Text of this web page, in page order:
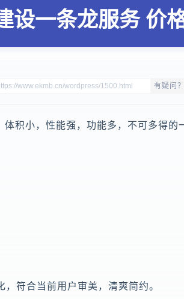
设一条龙服务 价
有疑问
积小，性能强，功能多，不可多得的
符合当前用户审美，清爽简约。